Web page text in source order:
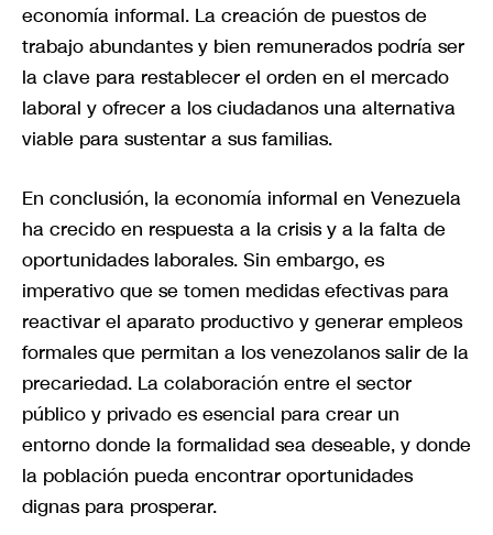
economía informal. La creación de puestos de
trabajo abundantes y bien remunerados podría ser
la clave para restablecer el orden en el mercado
laboral y ofrecer a los ciudadanos una alternativa
viable para sustentar a sus familias.
En conclusión, la economía informal en Venezuela
ha crecido en respuesta a la crisis y a la falta de
oportunidades laborales. Sin embargo, es
imperativo que se tomen medidas efectivas para
reactivar el aparato productivo y generar empleos
formales que permitan a los venezolanos salir de la
precariedad. La colaboración entre el sector
público y privado es esencial para crear un
entorno donde la formalidad sea deseable, y donde
la población pueda encontrar oportunidades
dignas para prosperar.